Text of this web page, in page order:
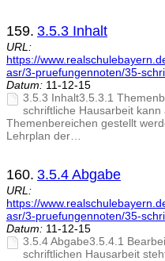
159. 3.5.3 Inhalt
URL:
https://
asr/3-pruefungennoten/35-
Datum: 11-12-15
3.5.3 Inhalt3.5.3.1
schriftliche Hausarbeit kann
Themenbereichen gestellt
Lehrplan der…
160. 3.5.4 Abgabe
URL:
https://
asr/3-pruefungennoten/35-
Datum: 11-12-15
3.5.4 Abgabe3.5.4.1
schriftlichen Hausarbeit